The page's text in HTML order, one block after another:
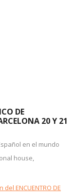
DE
20 Y 21
en el mundo
house,
ENCUENTRO DE